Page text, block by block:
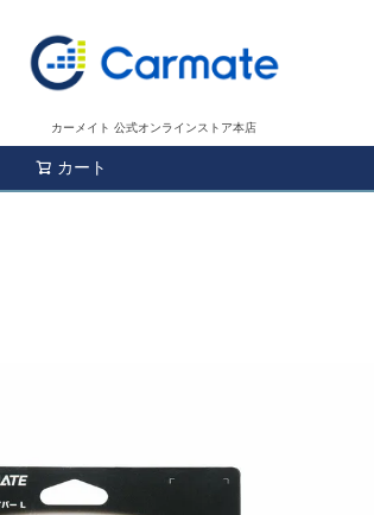
カーメイト 公式オンラインストア本店
カート